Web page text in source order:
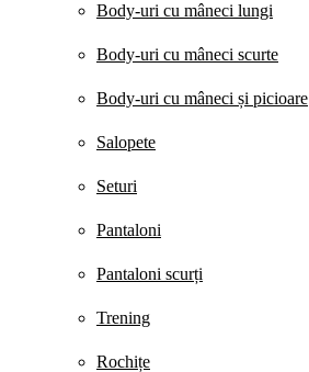
Body-uri cu mâneci lungi
Body-uri cu mâneci scurte
Body-uri cu mâneci și picioare
Salopete
Seturi
Pantaloni
Pantaloni scurți
Trening
Rochițe